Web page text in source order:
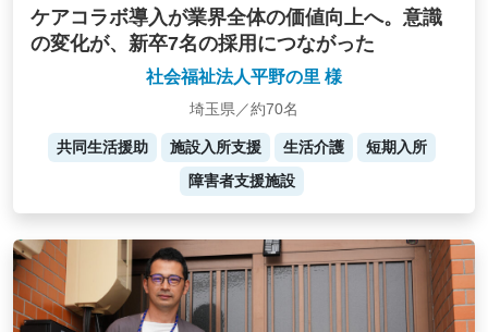
ケアコラボ導入が業界全体の価値向上へ。意識
の変化が、新卒7名の採用につながった
社会福祉法人平野の里 様
埼玉県／約70名
共同生活援助 施設入所支援 生活介護
短期入所
障害者支援施設